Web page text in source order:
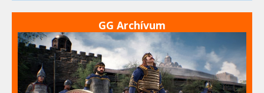
GG Archívum